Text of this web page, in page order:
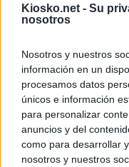
Kiosko.net - Su
nosotros
Nosotros y nuestros
información en un
procesamos datos
únicos e información
para personalizar
anuncios y del
como para desarrollar
nosotros y nuestros